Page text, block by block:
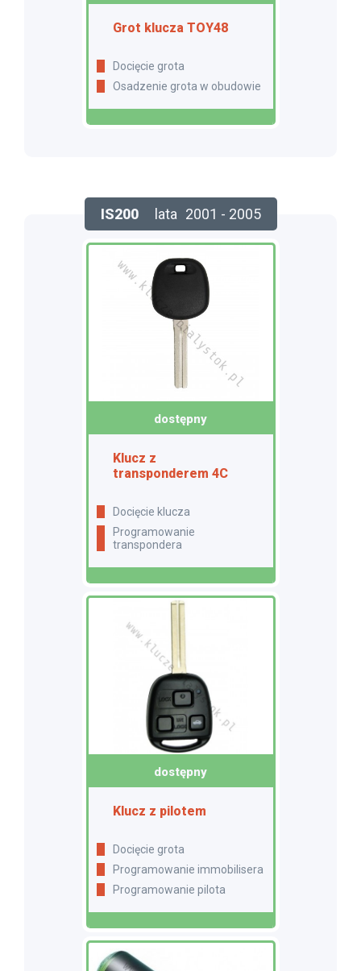
Grot klucza TOY48
Docięcie grota
Osadzenie grota w obudowie
IS200 lata 2001 - 2005
dostępny
Klucz z
transponderem 4C
docięcie klucza
programowanie
transpondera
dostępny
Klucz z pilotem
Docięcie grota
Programowanie immobilisera
Programowanie pilota